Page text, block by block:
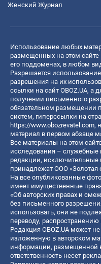
Женский Журнал
Использование любых
размещенных на этом сайте
его поддоменах, в любом
Разрешается
разрешения на их
ссылки на сайт OBOZ.UA, а
получении письменного
обязательном размещении
систем, гиперссылки на
https://www.obozrevatel.com,
материал в первом абзаце
Все материалы на этом
исследования – служебные
редакции,
принадлежат ООО «Золотая
На все опубликованные
имеет имущественные
«Об авторских правах и
без письменного
использовать, они не
переводу,
Редакция OBOZ.UA может
изложенную в авторском
информации, размещенной
ответственность несет